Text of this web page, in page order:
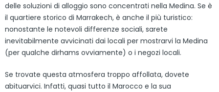
delle soluzioni di alloggio sono concentrati nella Medina. Se è
il quartiere storico di Marrakech, è anche il più turistico:
nonostante le notevoli differenze sociali, sarete
inevitabilmente avvicinati dai locali per mostrarvi la Medina
(per qualche dirhams ovviamente) o i negozi locali.
Se trovate questa atmosfera troppo affollata, dovete
abituarvici. Infatti, quasi tutto il Marocco e la sua